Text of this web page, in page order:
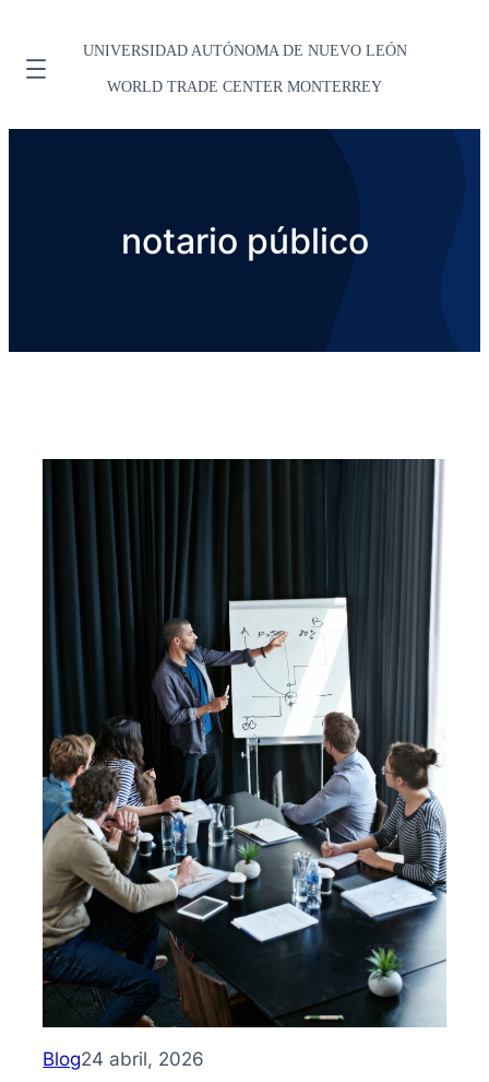
UNIVERSIDAD AUTÓNOMA DE NUEVO LEÓN
WORLD TRADE CENTER MONTERREY
notario público
Blog24 abril, 2026